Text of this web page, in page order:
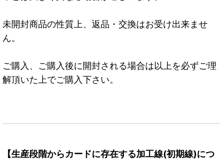
未開封商品の性質上、返品・交換はお受け出来ませ
ん。
ご購入、ご購入後に開封される場合は以上を必ずご理
解頂いた上でご購入下さい。
【生産段階からカードに存在する加工線(初期線)につ